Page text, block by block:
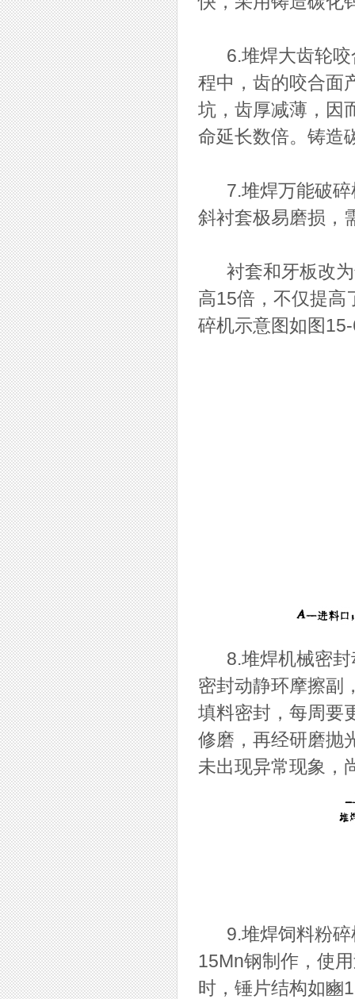
6.堆焊大齿轮咬
程中，齿的咬合面
坑，齿厚减薄，因
命延长数倍。铸造
7.堆焊万能破碎
斜衬套极易磨损，
衬套和牙板改为
高15倍，不仅提高
碎机示意图如图
8.堆焊机械密封
密封动静环摩擦副
填料密封，每周要
修磨，再经研磨抛
未出现异常现象，
9.堆焊饲料粉碎
15Mn钢制作，使
时，锤片结构如豳